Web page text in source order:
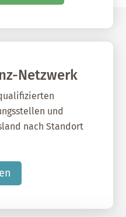
Netzwerk
und
nach Standort